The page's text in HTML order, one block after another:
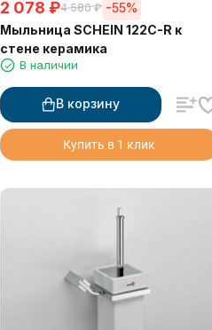
2 078 ₽4 580 ₽ -55%
Мыльница SCHEIN 122C-R к
стене керамика
В наличии
В корзину
Купить в 1 клик